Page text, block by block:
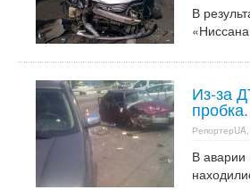
В
Из-за
В аварии